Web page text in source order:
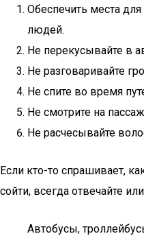
Обеспечить места
людей.
Не перекусывайте в
Не разговаривайте
Не спите во время
Не смотрите на
Не расчесывайте
Если кто-то спрашивает,
сойти, всегда отвечайте
Автобусы,